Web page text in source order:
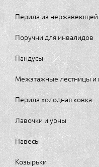
Перила из нержавеющей
Поручни для инвалидов
Пандусы
Межэтажные лестницы и
Перила холодная ковка
Лавочки и урны
Навесы
Козырьки